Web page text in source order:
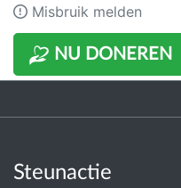
NU DONEREN
Misbruik melden
Steunactie